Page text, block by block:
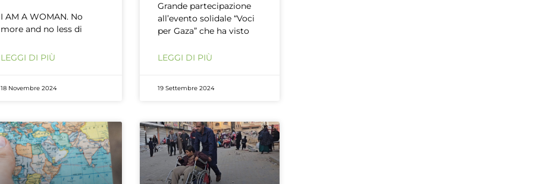
I AM A WOMAN. No
more and no less di
LEGGI DI PIÙ
18 Novembre 2024
Grande partecipazione
all’evento solidale “Voci
per Gaza” che ha visto
LEGGI DI PIÙ
19 Settembre 2024